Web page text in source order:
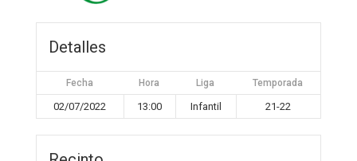
Detalles
Fecha Hora Liga Temporada
02/07/2022 13:00 Infantil 21-22